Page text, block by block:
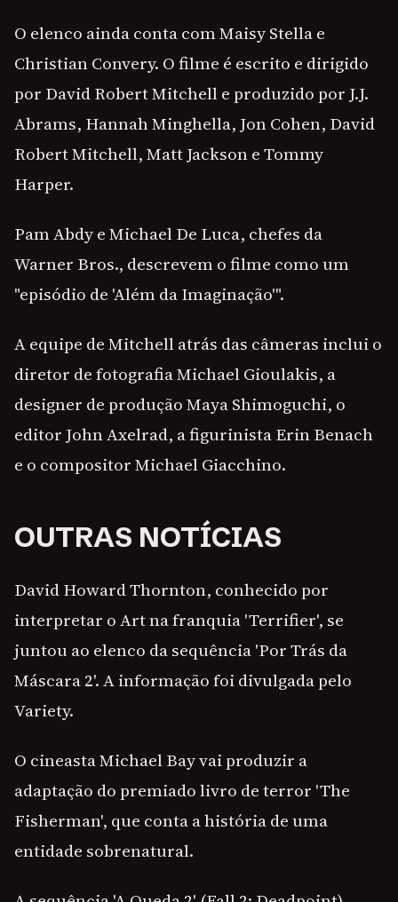
O elenco ainda conta com Maisy Stella e
Christian Convery. O filme é escrito e dirigido
por David Robert Mitchell e produzido por J.J.
Abrams, Hannah Minghella, Jon Cohen, David
Robert Mitchell, Matt Jackson e Tommy
Harper.
Pam Abdy e Michael De Luca, chefes da
Warner Bros., descrevem o filme como um
"episódio de 'Além da Imaginação'".
A equipe de Mitchell atrás das câmeras inclui o
diretor de fotografia Michael Gioulakis, a
designer de produção Maya Shimoguchi, o
editor John Axelrad, a figurinista Erin Benach
e o compositor Michael Giacchino.
OUTRAS NOTÍCIAS
David Howard Thornton, conhecido por
interpretar o Art na franquia 'Terrifier', se
juntou ao elenco da sequência 'Por Trás da
Máscara 2'. A informação foi divulgada pelo
Variety.
O cineasta Michael Bay vai produzir a
adaptação do premiado livro de terror 'The
Fisherman', que conta a história de uma
entidade sobrenatural.